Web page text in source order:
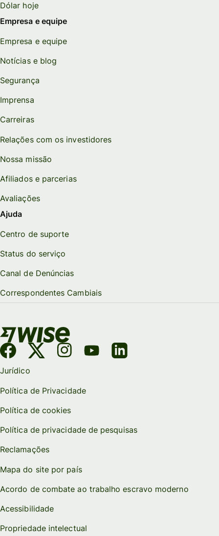
Dólar hoje
Empresa e equipe
Empresa e equipe
Notícias e blog
Segurança
Imprensa
Carreiras
Relações com os investidores
Nossa missão
Afiliados e parcerias
Avaliações
Ajuda
Centro de suporte
Status do serviço
Canal de Denúncias
Correspondentes Cambiais
Jurídico
Política de Privacidade
Política de cookies
Política de privacidade de pesquisas
Reclamações
Mapa do site por país
Acordo de combate ao trabalho escravo moderno
Acessibilidade
Propriedade intelectual